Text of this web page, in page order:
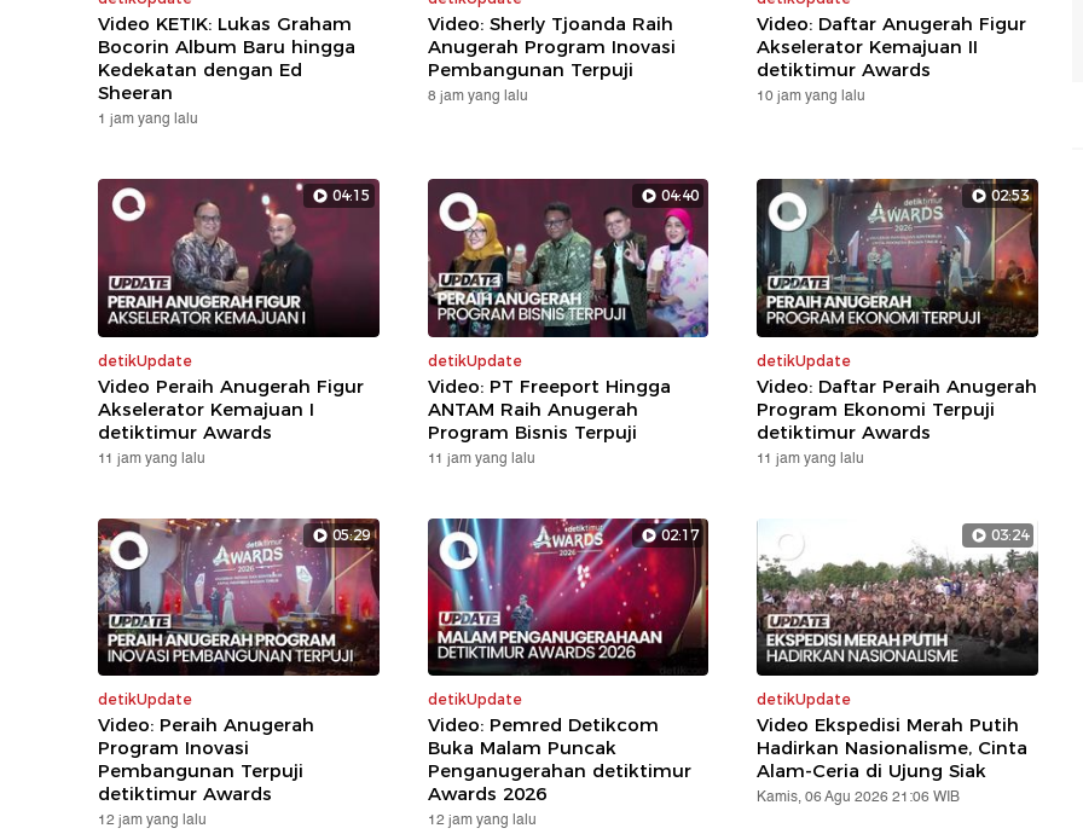
Video KETIK: Lukas Graham
Bocorin Album Baru hingga
Kedekatan dengan Ed
Sheeran
1 jam yang lalu
Video: Sherly Tjoanda Raih
Anugerah Program Inovasi
Pembangunan Terpuji
8 jam yang lalu
Video: Daftar Anugerah Figur
Akselerator Kemajuan II
detiktimur Awards
10 jam yang lalu
04:15
detikUpdate
Video Peraih Anugerah Figur
Akselerator Kemajuan I
detiktimur Awards
11 jam yang lalu
04:40
detikUpdate
Video: PT Freeport Hingga
ANTAM Raih Anugerah
Program Bisnis Terpuji
11 jam yang lalu
02:53
detikUpdate
Video: Daftar Peraih Anugerah
Program Ekonomi Terpuji
detiktimur Awards
11 jam yang lalu
05:29
detikUpdate
Video: Peraih Anugerah
Program Inovasi
Pembangunan Terpuji
detiktimur Awards
12 jam yang lalu
02:17
detikUpdate
Video: Pemred Detikcom
Buka Malam Puncak
Penganugerahan detiktimur
Awards 2026
12 jam yang lalu
03:24
detikUpdate
Video Ekspedisi Merah Putih
Hadirkan Nasionalisme, Cinta
Alam-Ceria di Ujung Siak
Kamis, 06 Agu 2026 21:06 WIB